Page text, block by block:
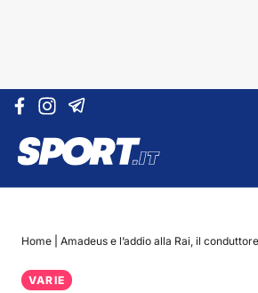
Vai al contenuto
Home Amadeus e l’addio alla Rai, il
VARIE